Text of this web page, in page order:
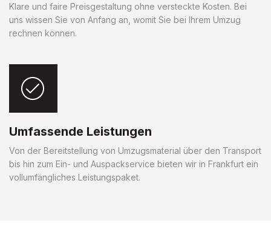
Klare und faire Preisgestaltung ohne versteckte Kosten. Bei
uns wissen Sie von Anfang an, womit Sie bei Ihrem Umzug
rechnen können.
Umfassende Leistungen
Von der Bereitstellung von Umzugsmaterial über den Transport
bis hin zum Ein- und Auspackservice bieten wir in Frankfurt ein
vollumfängliches Leistungspaket.